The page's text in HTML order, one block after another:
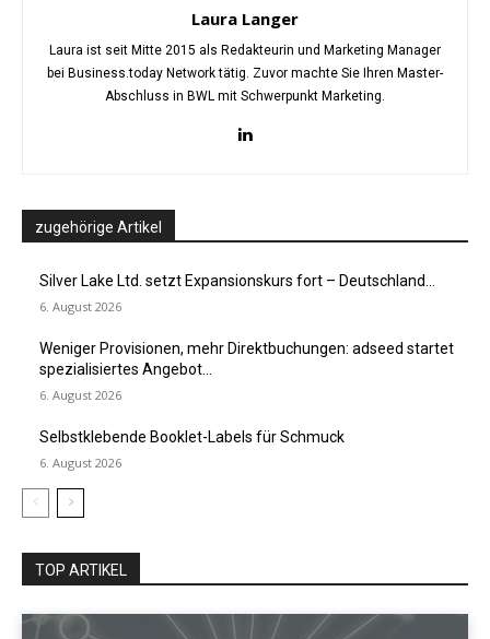
Laura Langer
Laura ist seit Mitte 2015 als Redakteurin und Marketing Manager
bei Business.today Network tätig. Zuvor machte Sie Ihren Master-
Abschluss in BWL mit Schwerpunkt Marketing.
zugehörige Artikel
Silver Lake Ltd. setzt Expansionskurs fort – Deutschland...
6. August 2026
Weniger Provisionen, mehr Direktbuchungen: adseed startet
spezialisiertes Angebot...
6. August 2026
Selbstklebende Booklet-Labels für Schmuck
6. August 2026
TOP ARTIKEL